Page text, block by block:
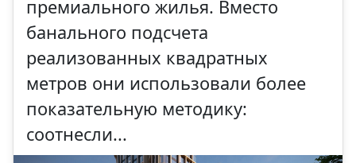
премиального жилья. Вместо
банального подсчета
реализованных квадратных
метров они использовали более
показательную методику:
соотнесли...